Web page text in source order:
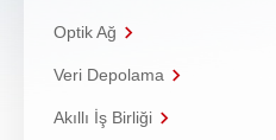
Optik Ağ
Veri Depolama
Akıllı İş Birliği